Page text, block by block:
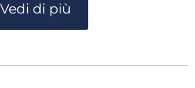
Vedi di più